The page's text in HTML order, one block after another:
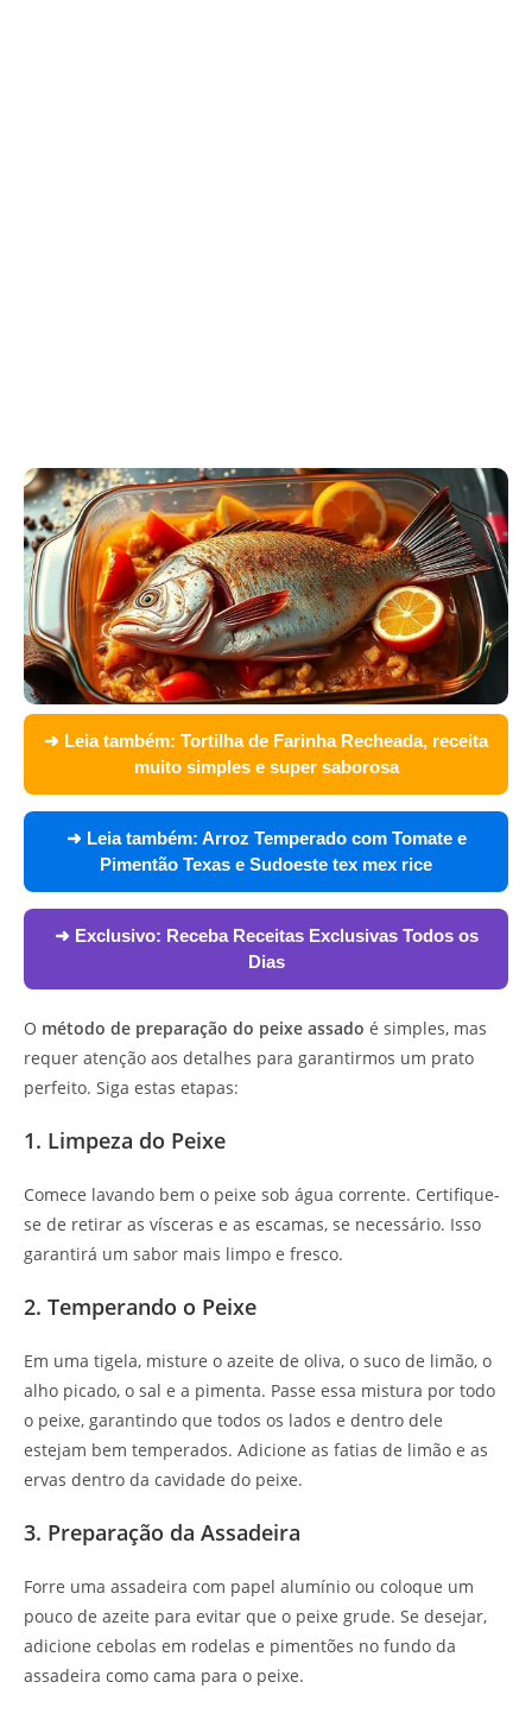
➜ Leia também: Tortilha de Farinha Recheada, receita
muito simples e super saborosa
➜ Leia também: Arroz Temperado com Tomate e
Pimentão Texas e Sudoeste tex mex rice
➜ Exclusivo: Receba Receitas Exclusivas Todos os
Dias
O método de preparação do peixe assado é simples, mas
requer atenção aos detalhes para garantirmos um prato
perfeito. Siga estas etapas:
1. Limpeza do Peixe
Comece lavando bem o peixe sob água corrente. Certifique-
se de retirar as vísceras e as escamas, se necessário. Isso
garantirá um sabor mais limpo e fresco.
2. Temperando o Peixe
Em uma tigela, misture o azeite de oliva, o suco de limão, o
alho picado, o sal e a pimenta. Passe essa mistura por todo
o peixe, garantindo que todos os lados e dentro dele
estejam bem temperados. Adicione as fatias de limão e as
ervas dentro da cavidade do peixe.
3. Preparação da Assadeira
Forre uma assadeira com papel alumínio ou coloque um
pouco de azeite para evitar que o peixe grude. Se desejar,
adicione cebolas em rodelas e pimentões no fundo da
assadeira como cama para o peixe.